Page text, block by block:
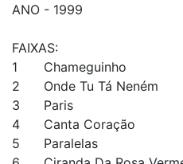
ANO - 1999
FAIXAS:
1
Chameguinho
2
Onde Tu Tá Neném
3
Paris
4
Canta Coração
5
Paralelas